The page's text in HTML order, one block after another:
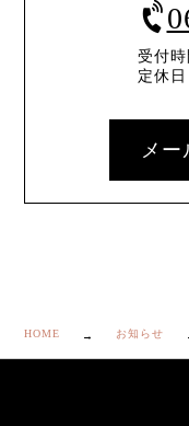
受付
定休
メー
HOME お知らせ